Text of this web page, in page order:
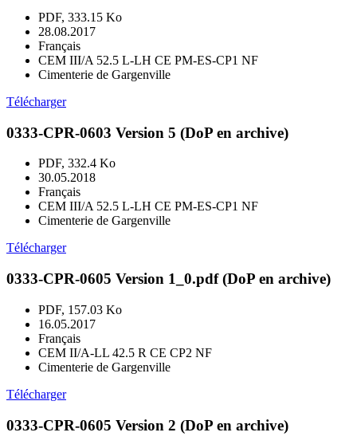
PDF, 333.15 Ko
28.08.2017
Français
CEM III/A 52.5 L-LH CE PM-ES-CP1 NF
Cimenterie de Gargenville
Télécharger
0333-CPR-0603 Version 5 (DoP en archive)
PDF, 332.4 Ko
30.05.2018
Français
CEM III/A 52.5 L-LH CE PM-ES-CP1 NF
Cimenterie de Gargenville
Télécharger
0333-CPR-0605 Version 1_0.pdf (DoP en archive)
PDF, 157.03 Ko
16.05.2017
Français
CEM II/A-LL 42.5 R CE CP2 NF
Cimenterie de Gargenville
Télécharger
0333-CPR-0605 Version 2 (DoP en archive)